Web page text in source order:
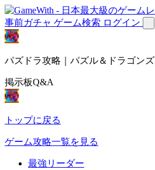
事前ガチャ ゲーム検索 ログイン
パズドラ攻略｜パズル＆ドラゴンズ
掲示板Q&A
トップに戻る
ゲーム攻略一覧を見る
最強リーダー